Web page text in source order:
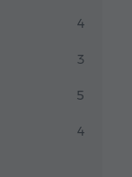
4
3
5
4